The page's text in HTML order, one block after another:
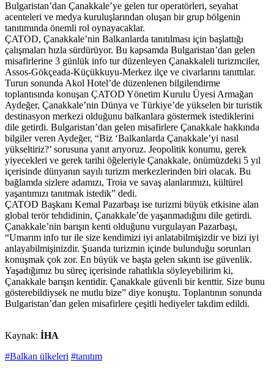
Bulgaristan’dan Çanakkale’ye gelen tur operatörleri, seyahat
acenteleri ve medya kuruluşlarından oluşan bir grup bölgenin
tanıtımında önemli rol oynayacaklar.
ÇATOD, Çanakkale’nin Balkanlarda tanıtılması için başlattığı
çalışmaları hızla sürdürüyor. Bu kapsamda Bulgaristan’dan gelen
misafirlerine 3 günlük info tur düzenleyen Çanakkaleli turizmciler,
Assos-Gökçeada-Küçükkuyu-Merkez ilçe ve civarlarını tanıttılar.
Turun sonunda Akol Hotel’de düzenlenen bilgilendirme
toplantısında konuşan ÇATOD Yönetim Kurulu Üyesi Armağan
Aydeğer, Çanakkale’nin Dünya ve Türkiye’de yükselen bir turistik
destinasyon merkezi olduğunu balkanlara göstermek istediklerini
dile getirdi. Bulgaristan’dan gelen misafirlere Çanakkale hakkında
bilgiler veren Aydeğer, “Biz ‘Balkanlarda Çanakkale’yi nasıl
yükseltiriz?’ sorusuna yanıt arıyoruz. Jeopolitik konumu, gerek
yiyecekleri ve gerek tarihi öğeleriyle Çanakkale, önümüzdeki 5 yıl
içerisinde dünyanın sayılı turizm merkezlerinden biri olacak. Bu
bağlamda sizlere adamızı, Troia ve savaş alanlarımızı, kültürel
yaşantımızı tanıtmak istedik” dedi.
ÇATOD Başkanı Kemal Pazarbaşı ise turizmi büyük etkisine alan
global terör tehdidinin, Çanakkale’de yaşanmadığını dile getirdi.
Çanakkale’nin barışın kenti olduğunu vurgulayan Pazarbaşı,
“Umarım info tur ile size kendimizi iyi anlatabilmişizdir ve bizi iyi
anlayabilmişinizdir. Şuanda turizmin içinde bulunduğu sorunları
konuşmak çok zor. En büyük ve başta gelen sıkıntı ise güvenlik.
Yaşadığımız bu süreç içerisinde rahatlıkla söyleyebilirim ki,
Çanakkale barışın kentidir. Çanakkale güvenli bir kenttir. Size bunu
gösterebildiysek ne mutlu bize” diye konuştu. Toplantının sonunda
Bulgaristan’dan gelen misafirlere çeşitli hediyeler takdim edildi.
Kaynak: İHA
#Balkan ülkeleri #tanıtım